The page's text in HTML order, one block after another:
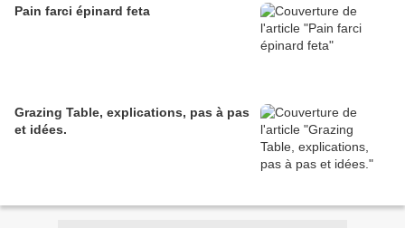
Pain farci épinard feta
Grazing Table, explications, pas à pas
et idées.